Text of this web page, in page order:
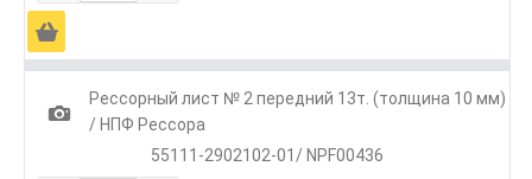
Ä
1
Рессорный лист № 2 передний 13т. (толщина 10 мм)
/ НПФ Рессора
55111-2902102-01/ NPF00436